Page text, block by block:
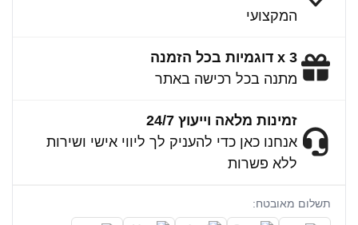
המקצועי
3 x דוגמיות בכל הזמנה
מתנה בכל רכישה באתר
זמינות מלאה וייעוץ 24/7
אנחנו כאן כדי להעניק לך ליווי אישי ושירות
ללא פשרות
תשלום מאובטח: